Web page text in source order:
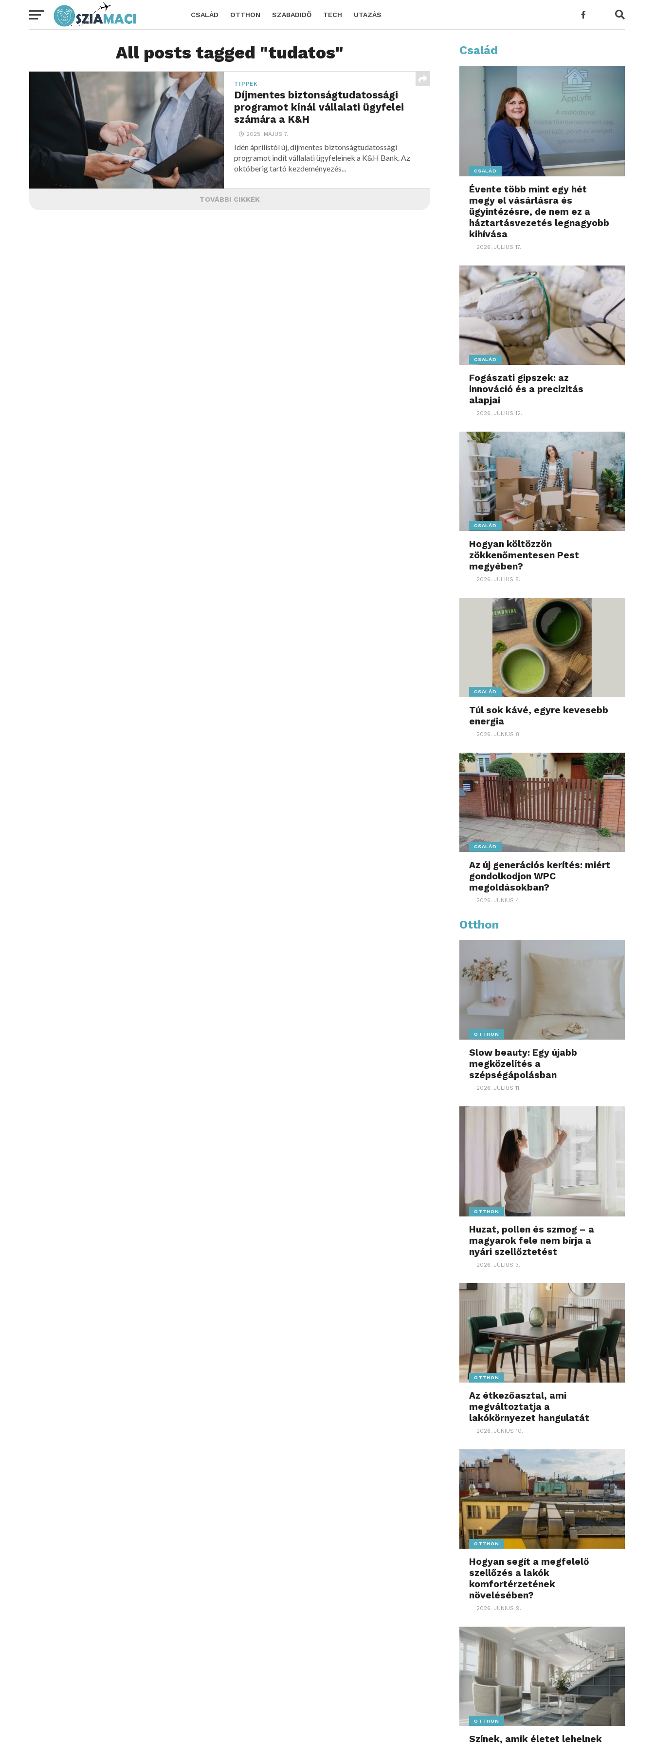
CSALÁD OTTHON SZABADIDŐ TECH UTAZÁS
All posts tagged "tudatos"
TIPPEK
Díjmentes biztonságtudatossági
programot kínál vállalati ügyfelei
számára a K&H
2025. MÁJUS 7.
Idén áprilistól új, díjmentes biztonságtudatossági
programot indít vállalati ügyfeleinek a K&H Bank. Az
októberig tartó kezdeményezés...
TOVÁBBI CIKKEK
Család
CSALÁD
Évente több mint egy hét
megy el vásárlásra és
ügyintézésre, de nem ez a
háztartásvezetés legnagyobb
kihívása
2026. JÚLIUS 17.
CSALÁD
Fogászati gipszek: az
innováció és a precizitás
alapjai
2026. JÚLIUS 12.
CSALÁD
Hogyan költözzön
zökkenőmentesen Pest
megyében?
2026. JÚLIUS 8.
CSALÁD
Túl sok kávé, egyre kevesebb
energia
2026. JÚNIUS 8.
CSALÁD
Az új generációs kerítés: miért
gondolkodjon WPC
megoldásokban?
2026. JÚNIUS 4.
Otthon
OTTHON
Slow beauty: Egy újabb
megközelítés a
szépségápolásban
2026. JÚLIUS 11.
OTTHON
Huzat, pollen és szmog – a
magyarok fele nem bírja a
nyári szellőztetést
2026. JÚLIUS 3.
OTTHON
Az étkezőasztal, ami
megváltoztatja a
lakókörnyezet hangulatát
2026. JÚNIUS 10.
OTTHON
Hogyan segít a megfelelő
szellőzés a lakók
komfortérzetének
növelésében?
2026. JÚNIUS 9.
OTTHON
Színek, amik életet lehelnek